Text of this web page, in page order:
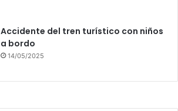
Accidente del tren turístico con niños
a bordo
14/05/2025